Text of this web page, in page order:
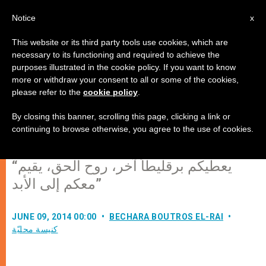
عظة البطريرك الكردينال مار بشاره
بطرس الراعي – عيد العنصرة –
بكركي، الأحد 8 حزيران 2014
“يعطيكم برقليطاً آخر، روح الحق، يقيم
معكم إلى الأبد”
JUNE 09, 2014 00:00
BECHARA BOUTROS EL-RAI
كنيسة محليّة
x
Notice
This website or its third party tools use cookies, which are
necessary to its functioning and required to achieve the
purposes illustrated in the cookie policy. If you want to know
more or withdraw your consent to all or some of the cookies,
please refer to the cookie policy
By closing this banner, scrolling this page, clicking a link or
continuing to browse otherwise, you agree to the use of cookies.